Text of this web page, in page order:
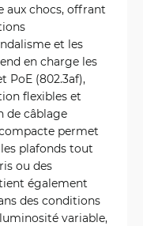
aux chocs, offrant
et les
en charge les
PoE (802.3af),
flexibles et
de câblage
permet
plafonds tout
ou des
également
des conditions
variable,